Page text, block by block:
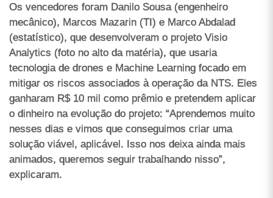
Os vencedores foram Danilo Sousa (engenheiro
mecânico), Marcos Mazarin (TI) e Marco Abdalad
(estatístico), que desenvolveram o projeto Visio
Analytics (foto no alto da matéria), que usaria
tecnologia de drones e Machine Learning focado em
mitigar os riscos associados à operação da NTS. Eles
ganharam R$ 10 mil como prêmio e pretendem aplicar
o dinheiro na evolução do projeto: “Aprendemos muito
nesses dias e vimos que conseguimos criar uma
solução viável, aplicável. Isso nos deixa ainda mais
animados, queremos seguir trabalhando nisso”,
explicaram.